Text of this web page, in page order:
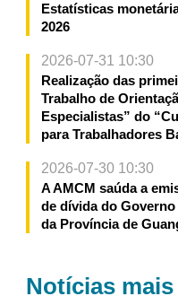
Estatísticas
2026
2026-07-31 10:30
Realização das
Trabalho de
Especialistas” do
para Trabalhadores
2026-07-30 10:30
A AMCM saúda a
de dívida do
da Província de
Notícias